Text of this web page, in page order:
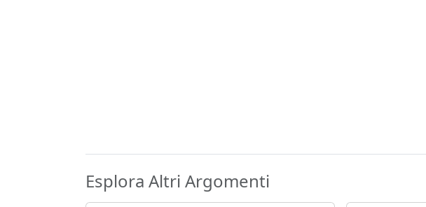
Esplora Altri Argomenti